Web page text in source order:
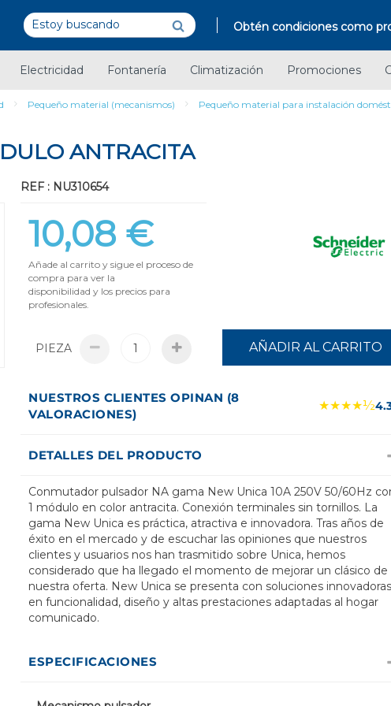
Obtén condiciones como
Electricidad Fontanería Climatización Promociones
Pequeño material (mecanismos) Pequeño material para instalación
ANTRACITA
REF : NU310654
10,08 €
Añade al carrito y sigue el proceso de
compra para ver la
disponibilidad y los precios para
profesionales.
PIEZA AÑADIR AL CARRITO
NUESTROS CLIENTES OPINAN (8
VALORACIONES)
★★★★½
DETALLES DEL PRODUCTO
Conmutador pulsador NA gama New Unica 10A 250V 50/60Hz
1 módulo en color antracita. Conexión terminales sin tornillos. La
gama New Unica es práctica, atractiva e innovadora. Tras años de
éxito en el mercado y de escuchar las opiniones que nuestros
clientes y usuarios nos han trasmitido sobre Unica, hemos
considerado que ha llegado el momento de mejorar un clásico de
nuestra oferta. New Unica se presenta con soluciones innovadoras
en funcionalidad, diseño y altas prestaciones adaptadas al hogar
comunicado.
ESPECIFICACIONES